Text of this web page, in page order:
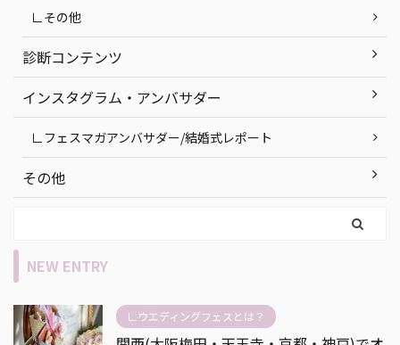
∟その他
診断コンテンツ
インスタグラム・アンバサダー
∟フェスマガアンバサダー/結婚式レポート
その他
NEW ENTRY
∟ウエディングフェスとは？